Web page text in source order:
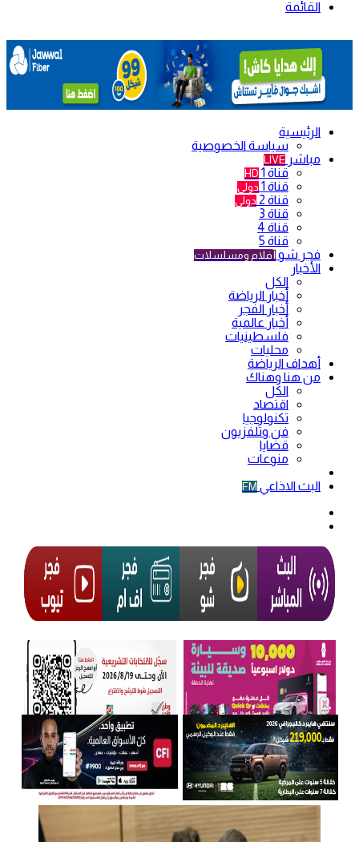
القائمة
الرئيسية
سياسة الخصوصية
مباشر LIVE
قناة 1 HD
قناة 1 دولي
قناة 2 دولي
قناة 3
قناة 4
قناة 5
فجر شو أفلام ومسلسلات
الأخبار
الكل
أخبار الرياضة
أخبار الفجر
أخبار عالمية
فلسطينيات
محليات
أهداف الرياضة
من هنا وهناك
الكل
اقتصاد
تكنولوجيا
فن وتلفزيون
قضايا
منوعات
البث الاذاعي FM